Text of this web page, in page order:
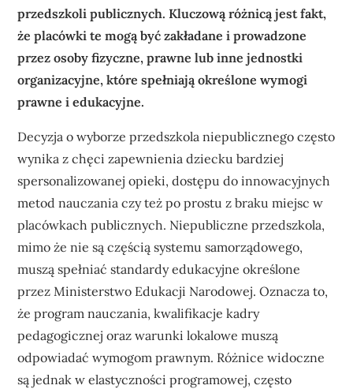
przedszkoli publicznych. Kluczową różnicą jest fakt,
że placówki te mogą być zakładane i prowadzone
przez osoby fizyczne, prawne lub inne jednostki
organizacyjne, które spełniają określone wymogi
prawne i edukacyjne.
Decyzja o wyborze przedszkola niepublicznego często
wynika z chęci zapewnienia dziecku bardziej
spersonalizowanej opieki, dostępu do innowacyjnych
metod nauczania czy też po prostu z braku miejsc w
placówkach publicznych. Niepubliczne przedszkola,
mimo że nie są częścią systemu samorządowego,
muszą spełniać standardy edukacyjne określone
przez Ministerstwo Edukacji Narodowej. Oznacza to,
że program nauczania, kwalifikacje kadry
pedagogicznej oraz warunki lokalowe muszą
odpowiadać wymogom prawnym. Różnice widoczne
są jednak w elastyczności programowej, często